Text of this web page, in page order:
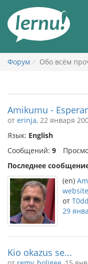
содержанию
Форум Обо всём
Amikumu -
от erinja, 22 января
Язык: English
Сообщений: 9
Последнее
(en)
website
от T0dd
29
Kio okazus se...